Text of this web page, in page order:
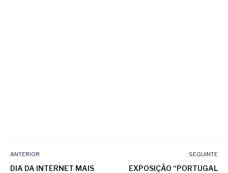
ANTERIOR
DIA DA INTERNET MAIS
SEGUINTE
EXPOSIÇÃO “PORTUGAL